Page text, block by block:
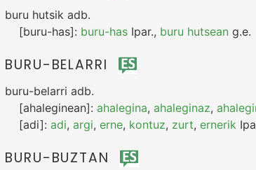
buru hutsik adb.
[buru-has]: buru-has Ipar., buru hutsean g.e.
BURU-BELARRI
buru-belarri adb.
[ahaleginean]: ahalegina, ahaleginaz,
[adi]: adi, argi, erne, kontuz, zurt, ernerik
BURU-BUZTAN